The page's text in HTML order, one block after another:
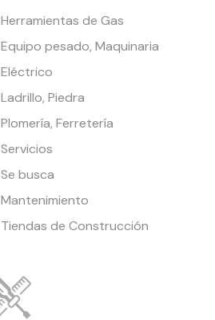
Herramientas de Gas
Equipo pesado, Maquinaria
Eléctrico
Ladrillo, Piedra
Plomería, Ferretería
Servicios
Se busca
Mantenimiento
Tiendas de Construcción